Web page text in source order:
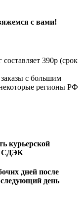
с вами!
390р (срок
с большим
регионы РФ
курьерской
СДЭК
дней после
день